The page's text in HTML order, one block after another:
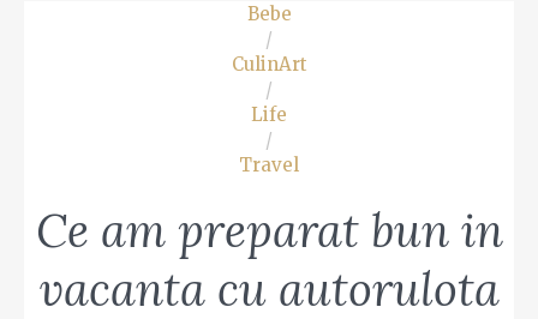
Bebe
/
CulinArt
/
Life
/
Travel
Ce am preparat bun in
vacanta cu autorulota